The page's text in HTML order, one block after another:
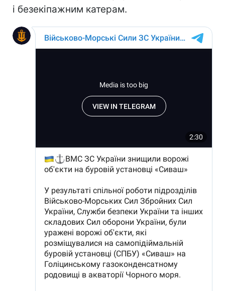
і безекіпажним катерам.